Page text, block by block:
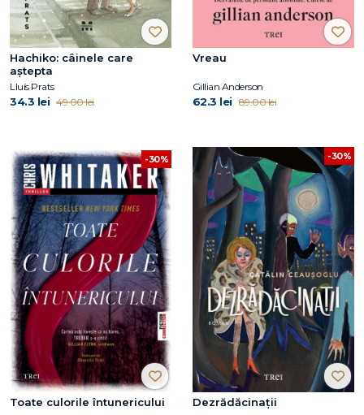
Hachiko: câinele care
aştepta
Lluís Prats
34.3 lei 49.00 lei
Vreau
Gillian Anderson
62.3 lei 89.00 lei
-30%
Toate culorile întunericului
-30%
Dezrădăcinații